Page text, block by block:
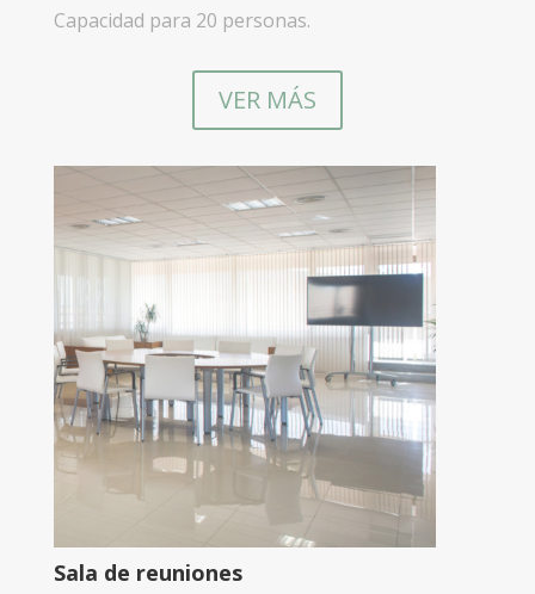
Capacidad para 20 personas.
VER MÁS
Sala de reuniones